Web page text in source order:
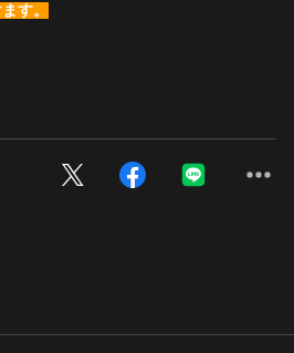
す。